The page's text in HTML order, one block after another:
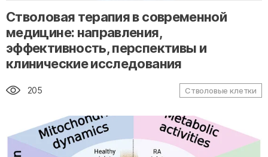
" alt="loading" class="img-responsive"/>
Стволовая терапия в современной
медицине: направления,
эффективность, перспективы и
клинические исследования
205 Стволовые клетки